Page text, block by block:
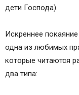
дети Господа).
Искреннее
одна из любимых
которые читаются
два типа: